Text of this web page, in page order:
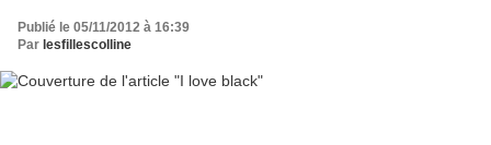
Publié le 05/11/2012 à 16:39
Par lesfillescolline